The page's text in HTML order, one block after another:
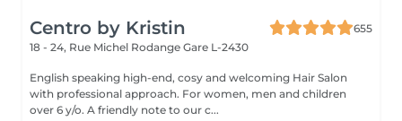
Centro by Kristin
655
18 - 24, Rue Michel Rodange Gare L-2430
English speaking high-end, cosy and welcoming Hair Salon
with professional approach. For women, men and children
over 6 y/o. A friendly note to our c...